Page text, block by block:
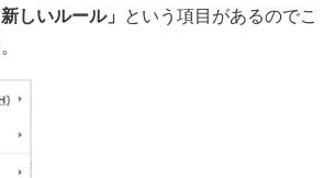
新しいルール」 という項目があるのでこ